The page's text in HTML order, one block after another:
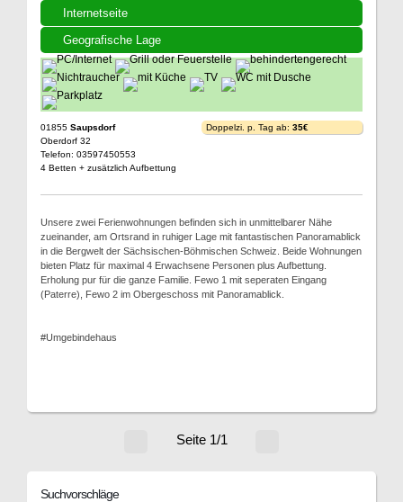
Internetseite
Geografische Lage
01855 Saupsdorf
Oberdorf 32
Telefon: 03597450553
4 Betten + zusätzlich Aufbettung
Doppelzi. p. Tag ab: 35€
Unsere zwei Ferienwohnungen befinden sich in unmittelbarer Nähe
zueinander, am Ortsrand in ruhiger Lage mit fantastischen Panoramablick
in die Bergwelt der Sächsischen-Böhmischen Schweiz. Beide Wohnungen
bieten Platz für maximal 4 Erwachsene Personen plus Aufbettung.
Erholung pur für die ganze Familie. Fewo 1 mit seperaten Eingang
(Paterre), Fewo 2 im Obergeschoss mit Panoramablick.
#Umgebindehaus
Seite 1/1
Suchvorschläge